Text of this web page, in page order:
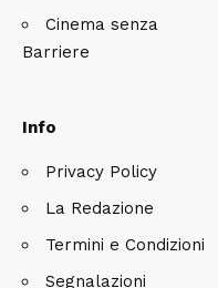
Cinema senza
Barriere
Info
Privacy Policy
La Redazione
Termini e Condizioni
Segnalazioni